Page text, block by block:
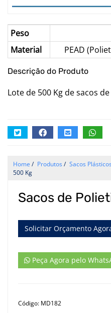
Peso
Material
PEAD
Descrição do Produto
Lote de 500 Kg de sacos
Home / Produtos/ Sacos
500 Kg
Sacos de
Solicitar Orçamento
Peça Agora pelo
Código: MD182